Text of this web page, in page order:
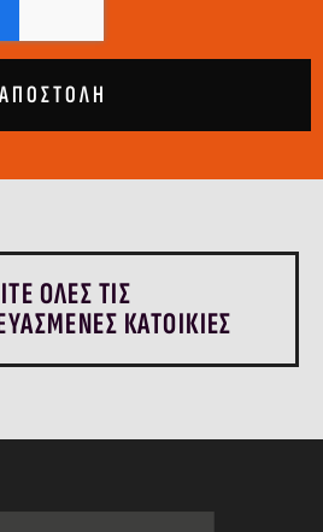
ΑΠΟΣΤΟΛΗ
ΟΛΕΣ ΤΙΣ
ΚΑΤΟΙΚΙΕΣ